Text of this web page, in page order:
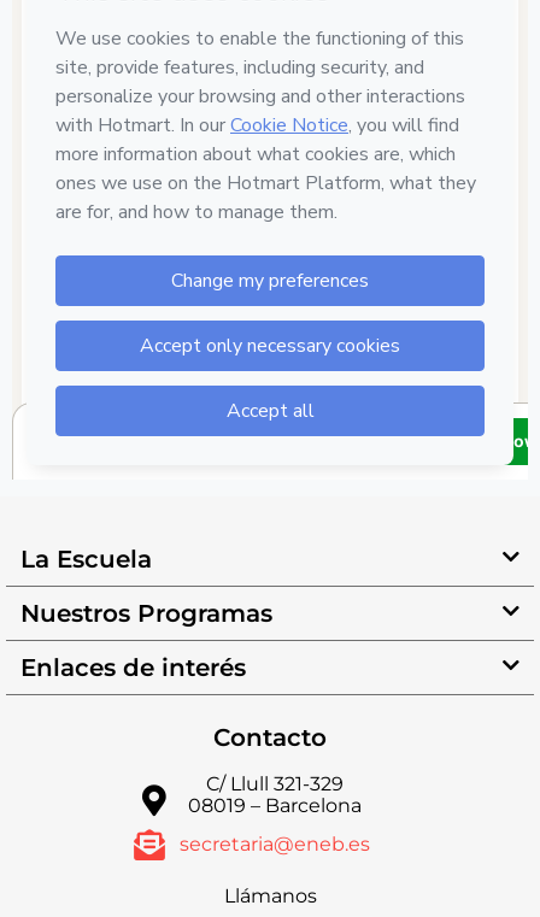
La Escuela
Nuestros Programas
Enlaces de interés
Contacto
C/ Llull 321-329
08019 – Barcelona
secretaria@eneb.es
Llámanos